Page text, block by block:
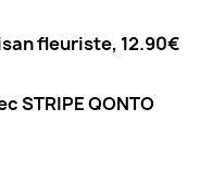
fleuriste, 12.90€
STRIPE QONTO